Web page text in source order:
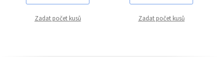
Zadat počet kusů Zadat počet kusů